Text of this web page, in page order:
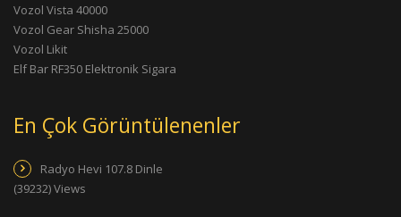
Vozol Vista 40000
Vozol Gear Shisha 25000
Vozol Likit
Elf Bar RF350 Elektronik Sigara
En Çok Görüntülenenler
Radyo Hevi 107.8 Dinle
(39232) Views